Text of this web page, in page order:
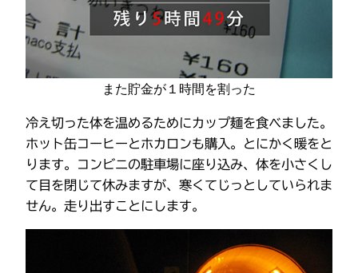
また貯金が１時間を割った
冷え切った体を温めるためにカップ麺を食べました。
ホット缶コーヒーとホカロンも購入。とにかく暖をと
ります。コンビニの駐車場に座り込み、体を小さくし
て目を閉じて休みますが、寒くてじっとしていられま
せん。走り出すことにします。